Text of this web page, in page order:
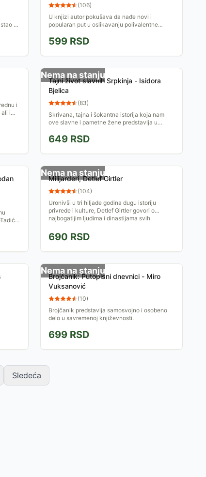
u
(106)
U knjizi autor pokušava da nađe novi i
popularan put u oslikavanju polivalentne
599 RSD
i
i
Nema na stanju
Tajni život slavnih Srpkinja - Isidora
Bjelica
(83)
Skrivana, tajna i šokantna istorija koja nam
ove slavne i pametne žene predstavlja u
lepšim.
649 RSD
Nema na stanju
Milijarderi, Detlef Girtler
(104)
Uronivši u tri hiljade godina dugu istoriju
privrede i kulture, Detlef Girtler govori o
najbogatijim ljudima i dinastijama svih
vremena, o njihovom...
690 RSD
Nema na stanju
Brojčanik: Putopisni dnevnici - Miro
Vuksanović
(10)
Brojčanik predstavlja samosvojno i osobeno
delo u savremenoj književnosti.
699 RSD
Sledeća